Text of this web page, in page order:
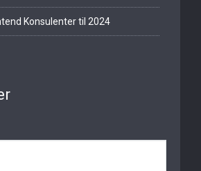
Konsulenter til 2024